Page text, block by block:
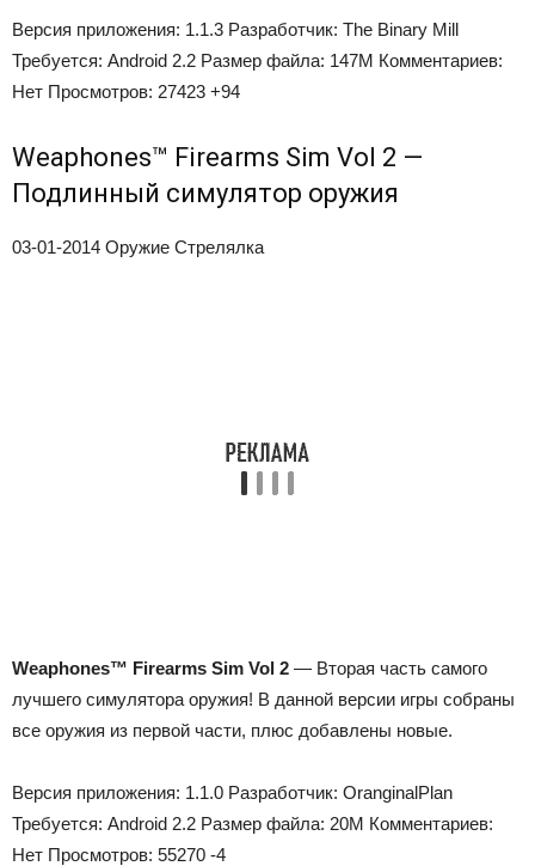
Версия приложения: 1.1.3 Разработчик: The Binary Mill
Требуется: Android 2.2 Размер файла: 147M Комментариев:
Нет Просмотров: 27423 +94
Weaphones™ Firearms Sim Vol 2 —
Подлинный симулятор оружия
03-01-2014 Оружие Стрелялка
Weaphones™ Firearms Sim Vol 2 — Вторая часть самого
лучшего симулятора оружия! В данной версии игры собраны
все оружия из первой части, плюс добавлены новые.
Версия приложения: 1.1.0 Разработчик: OranginalPlan
Требуется: Android 2.2 Размер файла: 20M Комментариев:
Нет Просмотров: 55270 -4